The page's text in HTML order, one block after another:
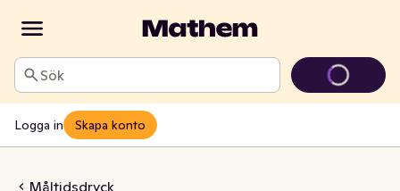
Sök
Logga in Skapa konto
Måltidsdryck
Koncentrat